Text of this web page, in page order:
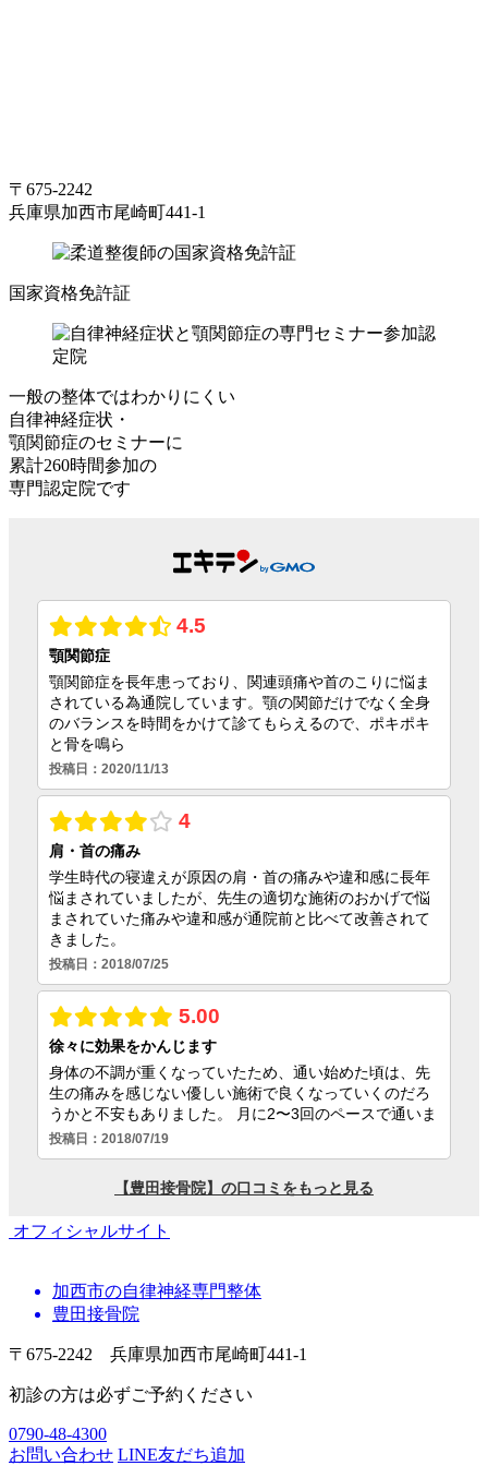
〒675-2242
兵庫県加西市尾崎町441-1
国家資格免許証
一般の整体ではわかりにくい
自律神経症状・
顎関節症のセミナーに
累計260時間参加の
専門認定院です
オフィシャルサイト
加西市の自律神経専門整体
豊田接骨院
〒675-2242 兵庫県加西市尾崎町441-1
初診の方は必ずご予約ください
0790-48-4300
お問い合わせ LINE友だち追加